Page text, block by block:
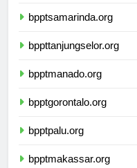
bpptsamarinda.org
bppttanjungselor.org
bpptmanado.org
bpptgorontalo.org
bpptpalu.org
bpptmakassar.org